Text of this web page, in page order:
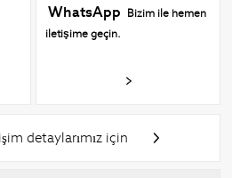
WhatsApp Bizim ile hemen
iletişime geçin.
detaylarımız için